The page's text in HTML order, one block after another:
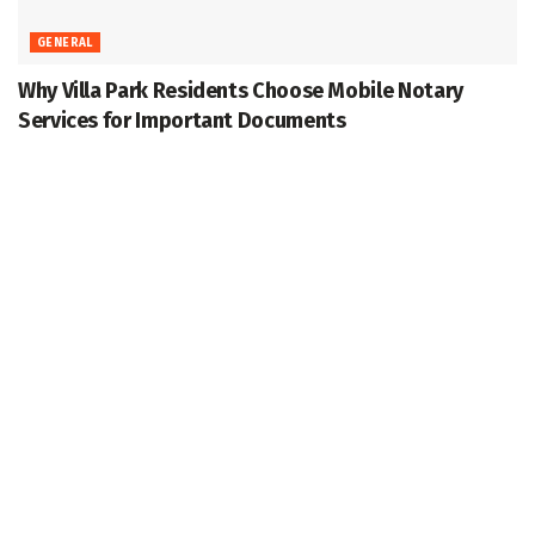
GENERAL
Why Villa Park Residents Choose Mobile Notary
Services for Important Documents